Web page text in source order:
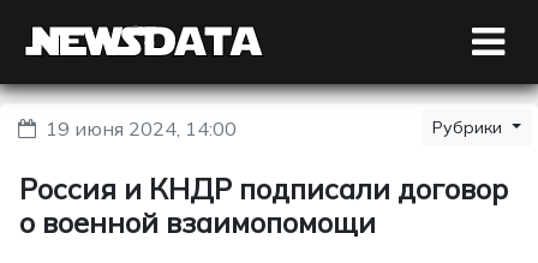
19 июня 2024, 14:00 Рубрики
Россия и КНДР подписали договор
о военной взаимопомощи